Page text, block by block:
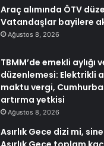
Araç alımında ÖTV
Vatandaşlar bayilere
Ağustos 8, 2026
TBMM’de emekli aylığı
düzenlemesi: Elektrikli
maktu vergi,
artırma yetkisi
Ağustos 8, 2026
Asırlık Gece dizi mi,